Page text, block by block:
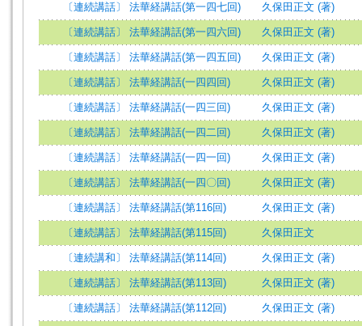
〔連続講話〕 法華経講話(第一四七回) 久保田正文 (著)
〔連続講話〕 法華経講話(第一四六回) 久保田正文 (著)
〔連続講話〕 法華経講話(第一四五回) 久保田正文 (著)
〔連続講話〕 法華経講話(一四四回) 久保田正文 (著)
〔連続講話〕 法華経講話(一四三回) 久保田正文 (著)
〔連続講話〕 法華経講話(一四二回) 久保田正文 (著)
〔連続講話〕 法華経講話(一四一回) 久保田正文 (著)
〔連続講話〕 法華経講話(一四〇回) 久保田正文 (著)
〔連続講話〕 法華経講話(第116回) 久保田正文 (著)
〔連続講話〕 法華経講話(第115回) 久保田正文
〔連続講和〕 法華経講話(第114回) 久保田正文 (著)
〔連続講話〕 法華経講話(第113回) 久保田正文 (著)
〔連続講話〕 法華経講話(第112回) 久保田正文 (著)